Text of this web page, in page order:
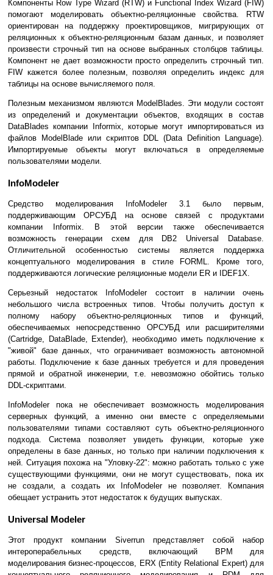
Компоненты Row Type Wizard (RTW) и Functional Index Wizard (FIW)
помогают моделировать объектно-реляционные свойства. RTW
ориентирован на поддержку проектировщиков, мигрирующих от
реляционных к объектно-реляционным базам данных, и позволяет
произвести строчный тип на основе выбранных столбцов таблицы.
Компонент не дает возможности просто определить строчный тип.
FIW кажется более полезным, позволяя определить индекс для
таблицы на основе вычисляемого поля.
Полезным механизмом являются ModelBlades. Эти модули состоят
из определений и документации объектов, входящих в состав
DataBlades компании Informix, которые могут импортироваться из
файлов ModelBlade или скриптов DDL (Data Definition Language).
Импортируемые объекты могут включаться в определяемые
пользователями модели.
InfoModeler
Средство моделирования InfoModeler 3.1 было первым,
поддерживающим ОРСУБД на основе связей с продуктами
компании Informix. В этой версии также обеспечивается
возможность генерации схем для DB2 Universal Database.
Отличительной особенностью системы является поддержка
концептуального моделирования в стиле FORML. Кроме того,
поддерживаются логические реляционные модели ER и IDEF1X.
Серьезный недостаток InfoModeler состоит в наличии очень
небольшого числа встроенных типов. Чтобы получить доступ к
полному набору объектно-реляционных типов и функций,
обеспечиваемых непосредственно ОРСУБД или расширителями
(Cartridge, DataBlade, Extender), необходимо иметь подключение к
"живой" базе данных, что ограничивает возможность автономной
работы. Подключение к базе данных требуется и для проведения
прямой и обратной инженерии, т.е. невозможно обойтись только
DDL-скриптами.
InfoModeler пока не обеспечивает возможность моделирования
серверных функций, а именно они вместе с определяемыми
пользователями типами составляют суть объектно-реляционного
подхода. Система позволяет увидеть функции, которые уже
определены в базе данных, но только при наличии подключения к
ней. Ситуация похожа на "Уловку-22": можно работать только с уже
существующими функциями, они не могут существовать, пока их
не создали, а создать их InfoModeler не позволяет. Компания
обещает устранить этот недостаток к будущих выпусках.
Universal Modeler
Этот продукт компании Siverrun представляет собой набор
интероперабельных средств, включающий BPM для
моделирования бизнес-процессов, ERX (Entity Relational Expert) для